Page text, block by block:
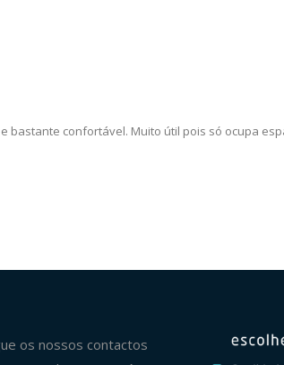
bastante confortável. Muito útil pois só ocupa
os nossos contactos